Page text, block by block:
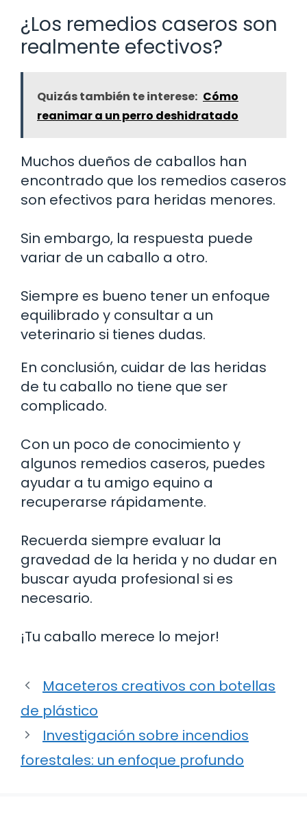
¿Los remedios caseros son
realmente efectivos?
Quizás también te interese: Cómo
reanimar a un perro deshidratado
Muchos dueños de caballos han
encontrado que los remedios caseros
son efectivos para heridas menores.
Sin embargo, la respuesta puede
variar de un caballo a otro.
Siempre es bueno tener un enfoque
equilibrado y consultar a un
veterinario si tienes dudas.
En conclusión, cuidar de las heridas
de tu caballo no tiene que ser
complicado.
Con un poco de conocimiento y
algunos remedios caseros, puedes
ayudar a tu amigo equino a
recuperarse rápidamente.
Recuerda siempre evaluar la
gravedad de la herida y no dudar en
buscar ayuda profesional si es
necesario.
¡Tu caballo merece lo mejor!
Maceteros creativos con botellas
de plástico
Investigación sobre incendios
forestales: un enfoque profundo